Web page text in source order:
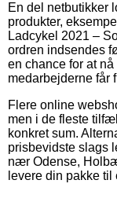
En del netbutikker
produkter,
Ladcykel 2021 –
ordren indsendes
en chance for at
medarbejderne får
Flere online
men i de fleste
konkret sum.
prisbevidste slags
nær Odense,
levere din pakke